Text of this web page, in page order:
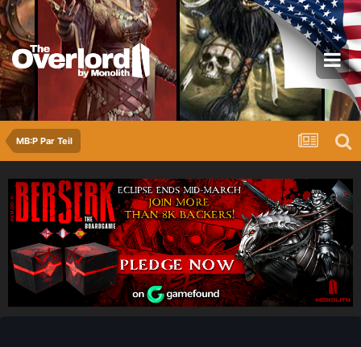
MB:P Par Teil